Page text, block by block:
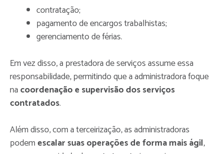
contratação;
pagamento de encargos trabalhistas;
gerenciamento de férias.
Em vez disso, a prestadora de serviços assume essa
responsabilidade, permitindo que a administradora foque
na coordenação e supervisão dos serviços
contratados.
Além disso, com a terceirização, as administradoras
podem escalar suas operações de forma mais ágil,